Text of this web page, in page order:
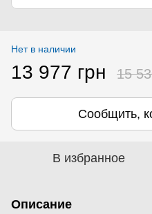
Нет в наличии
13 977 грн 15
Сообщить,
В избранное
Описание